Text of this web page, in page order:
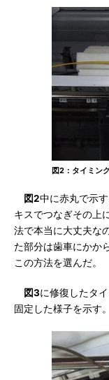
図2：タイミン
図2中に赤丸で示
キスでつなぎその上
法で本当に大丈夫な
た部分は歯車にかか
この方法を選んだ。
図3に修復したタ
固定した様子を示す。